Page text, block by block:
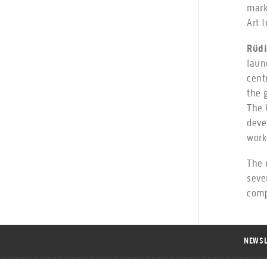
Art
the
The
The